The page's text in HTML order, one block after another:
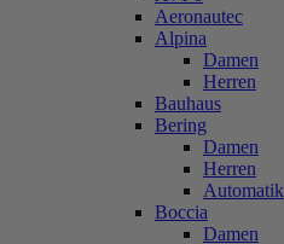
Aeronautec
Alpina
Damen
Herren
Bauhaus
Bering
Damen
Herren
Automatik
Boccia
Damen